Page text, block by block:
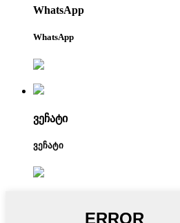
WhatsApp
WhatsApp
ვეჩატი
ვეჩატი